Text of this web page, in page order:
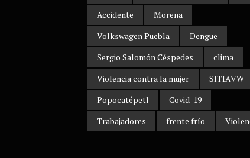
Accidente
Morena
Volkswagen Puebla
Dengue
Sergio Salomón Céspedes
clima
Violencia contra la mujer
SITIAVW
Popocatépetl
Covid-19
Trabajadores
frente frío